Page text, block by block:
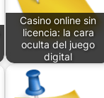
Casino online sin
licencia: la cara
oculta del juego
digital